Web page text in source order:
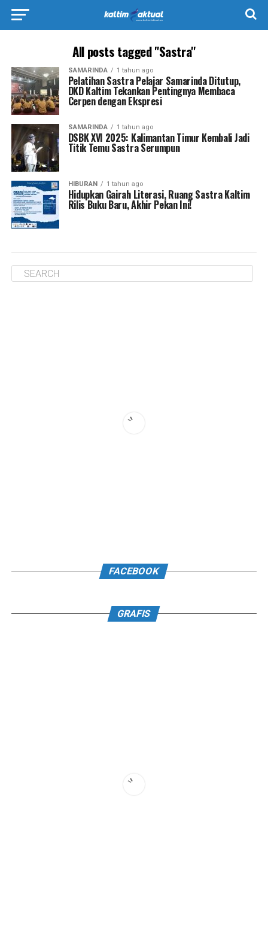
All posts tagged "Sastra"
SAMARINDA 1 tahun ago
Pelatihan Sastra Pelajar Samarinda Ditutup,
DKD Kaltim Tekankan Pentingnya Membaca
Cerpen dengan Ekspresi
SAMARINDA 1 tahun ago
DSBK XVI 2025: Kalimantan Timur Kembali Jadi
Titik Temu Sastra Serumpun
HIBURAN 1 tahun ago
Hidupkan Gairah Literasi, Ruang Sastra Kaltim
Rilis Buku Baru, Akhir Pekan Ini!
FACEBOOK
GRAFIS